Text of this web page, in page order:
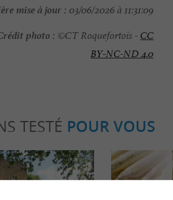
mise à jour : 03/06/2026 à 11:31:09
photo : ©CT Roquefortois -CC
BY-NC-ND 4.0
TESTÉ POUR VOUS